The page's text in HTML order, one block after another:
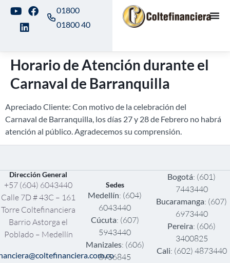
01800
01800 40
Horario de Atención durante el
Carnaval de Barranquilla
Apreciado Cliente: Con motivo de la celebración del
Carnaval de Barranquilla, los días 27 y 28 de Febrero no habrá
atención al público. Agradecemos su comprensión.
Dirección General
+57 (604) 6043440
Calle 7D # 43C – 161
Torre Coltefinanciera
Barrio Astorga el
Poblado – Medellín
Sedes
Medellín: (604)
6043440
Cúcuta: (607)
5943440
Manizales: (606)
8956845
Bogotá: (601)
7443440
Bucaramanga: (607)
6973440
Pereira: (606)
3400825
Cali: (602) 4873440